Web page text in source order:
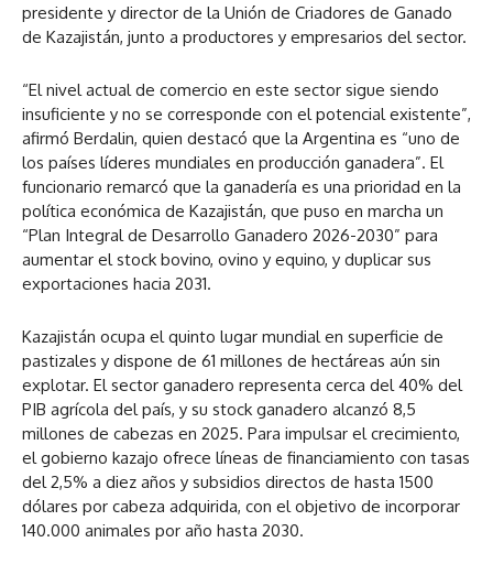
presidente y director de la Unión de Criadores de Ganado
de Kazajistán, junto a productores y empresarios del sector.
“El nivel actual de comercio en este sector sigue siendo
insuficiente y no se corresponde con el potencial existente”,
afirmó Berdalin, quien destacó que la Argentina es “uno de
los países líderes mundiales en producción ganadera”. El
funcionario remarcó que la ganadería es una prioridad en la
política económica de Kazajistán, que puso en marcha un
“Plan Integral de Desarrollo Ganadero 2026-2030” para
aumentar el stock bovino, ovino y equino, y duplicar sus
exportaciones hacia 2031.
Kazajistán ocupa el quinto lugar mundial en superficie de
pastizales y dispone de 61 millones de hectáreas aún sin
explotar. El sector ganadero representa cerca del 40% del
PIB agrícola del país, y su stock ganadero alcanzó 8,5
millones de cabezas en 2025. Para impulsar el crecimiento,
el gobierno kazajo ofrece líneas de financiamiento con tasas
del 2,5% a diez años y subsidios directos de hasta 1500
dólares por cabeza adquirida, con el objetivo de incorporar
140.000 animales por año hasta 2030.